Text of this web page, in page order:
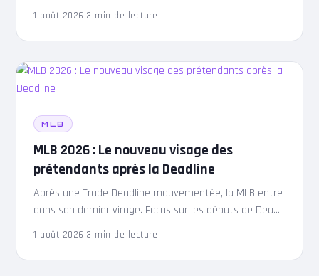
la gestion des risques contractuels et…
1 août 2026·3 min de lecture
MLB
MLB 2026 : Le nouveau visage des
prétendants après la Deadline
Après une Trade Deadline mouvementée, la MLB entre
dans son dernier virage. Focus sur les débuts de Dean
Kremer avec les Twins et l’impact des blessures…
1 août 2026·3 min de lecture